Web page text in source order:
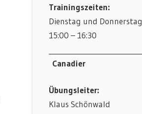
Trainingszeiten:
Dienstag und Donnerstag
15:00 – 16:30
Canadier
Übungsleiter:
Klaus Schönwald